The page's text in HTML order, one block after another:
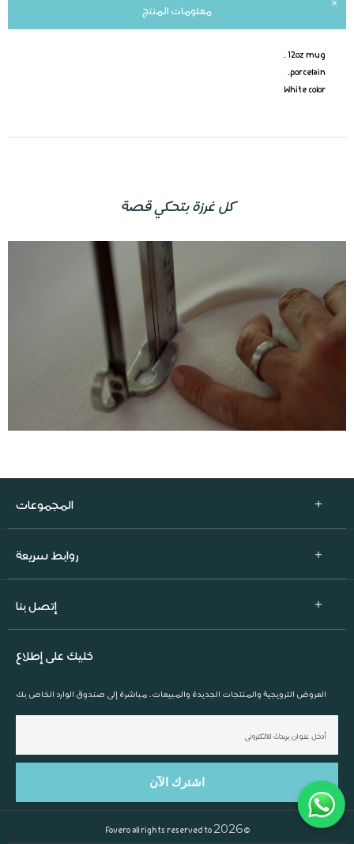
معلومات المنتج
12oz mug .
porcelain.
White color
كل غرزة بتحكي قصة
خليك على إطلاع
العروض الترويجية والمنتجات الجديدة والمبيعات. مباشرة إلى صندوق الوارد الخاص بك
إتصل بنا
المجموعات
روابط سريعة
©
2026
all rights reserved to
Fovero